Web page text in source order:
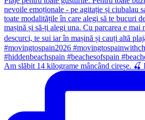
Am slăbit 14 kilograme mâncând cireșe. 🍒